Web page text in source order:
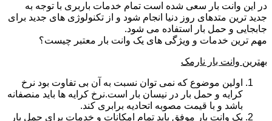
در این وانت بار سعی شده است تمام خدمات باربری با توجه به
جدید ترین متدهای روز دنیا انجام شود و از تکنولوژی های جدید برای
جابجایی و حمل بار استفاده می شود.
مهم ترین خدمات و ویژگی های یک وانت بار معتبر چیست؟
بهترین وانت بار نارمک
اولین موضوع که نمی توان نسبت به آن بی تفاوت بود نرخ
کرایه و حمل بار در نیسان بار است.نرخ کرایه ها باید منصفانه
باشد و با قیمت مصوبه اتحادیه برابری کند.
یک وانت بار موفق باید تمام امکانات و خدمات برای حمل بار